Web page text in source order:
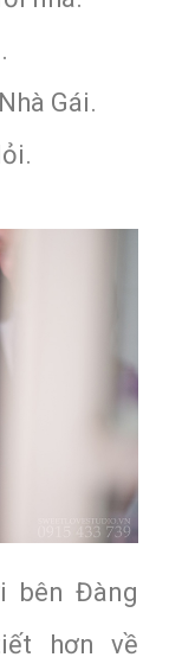
Gái.
bên Đàng
hơn về